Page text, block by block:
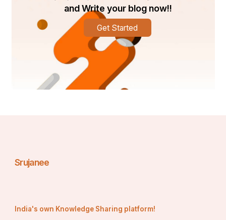
आपका सही मार्ग प्रस्ता करेंगे। न की हाँ में हाँ मिलाने वालो को
अपने समीप आने दे।
and Write your blog now!!
Get Started
Srujanee
India's own Knowledge Sharing platform!